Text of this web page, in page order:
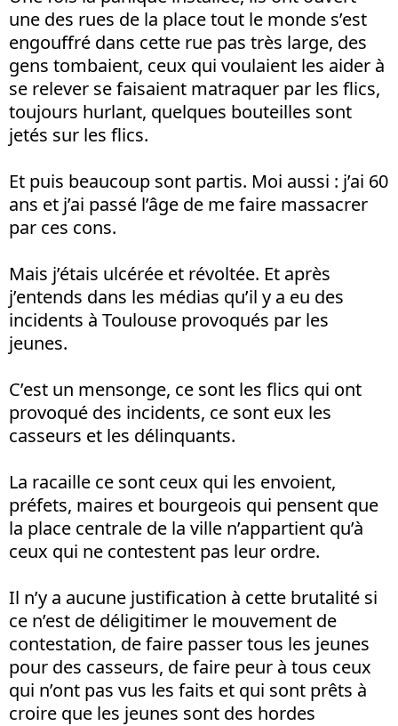
une des rues de la place tout le monde s’est
engouffré dans cette rue pas très large, des
gens tombaient, ceux qui voulaient les aider à
se relever se faisaient matraquer par les flics,
toujours hurlant, quelques bouteilles sont
jetés sur les flics.
Et puis beaucoup sont partis. Moi aussi : j’ai 60
ans et j’ai passé l’âge de me faire massacrer
par ces cons.
Mais j’étais ulcérée et révoltée. Et après
j’entends dans les médias qu’il y a eu des
incidents à Toulouse provoqués par les
jeunes.
C’est un mensonge, ce sont les flics qui ont
provoqué des incidents, ce sont eux les
casseurs et les délinquants.
La racaille ce sont ceux qui les envoient,
préfets, maires et bourgeois qui pensent que
la place centrale de la ville n’appartient qu’à
ceux qui ne contestent pas leur ordre.
Il n’y a aucune justification à cette brutalité si
ce n’est de déligitimer le mouvement de
contestation, de faire passer tous les jeunes
pour des casseurs, de faire peur à tous ceux
qui n’ont pas vus les faits et qui sont prêts à
croire que les jeunes sont des hordes